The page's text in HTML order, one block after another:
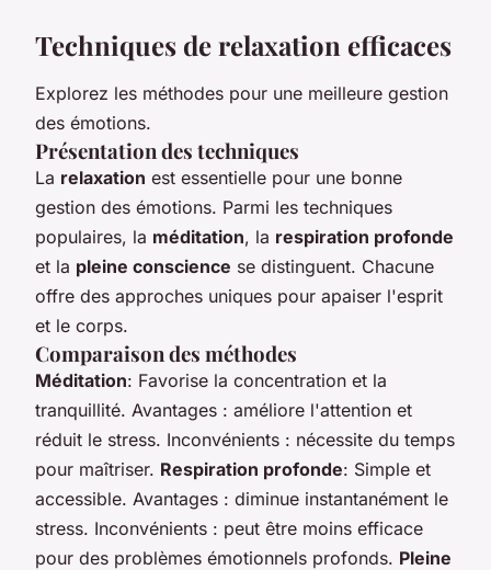
Techniques de relaxation efficaces
Explorez les méthodes pour une meilleure gestion
des émotions.
Présentation des techniques
La relaxation est essentielle pour une bonne
gestion des émotions. Parmi les techniques
populaires, la méditation, la respiration profonde
et la pleine conscience se distinguent. Chacune
offre des approches uniques pour apaiser l'esprit
et le corps.
Comparaison des méthodes
Méditation: Favorise la concentration et la
tranquillité. Avantages : améliore l'attention et
réduit le stress. Inconvénients : nécessite du temps
pour maîtriser. Respiration profonde: Simple et
accessible. Avantages : diminue instantanément le
stress. Inconvénients : peut être moins efficace
pour des problèmes émotionnels profonds. Pleine